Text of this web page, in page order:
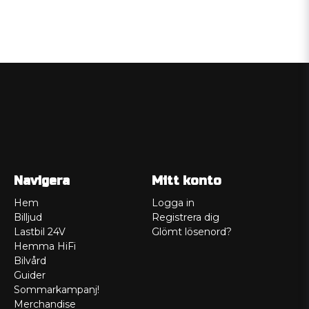
Navigera
Hem
Billjud
Lastbil 24V
Hemma HiFi
Bilvård
Guider
Sommarkampanj!
Merchandise
Mitt konto
Logga in
Registrera dig
Glömt lösenord?